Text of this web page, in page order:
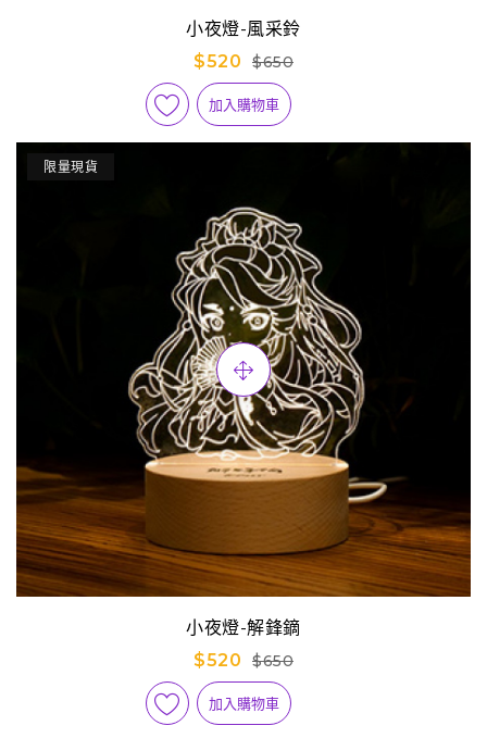
小夜燈-風采鈴
$520
$650
加入購物車
限量現貨
小夜燈-解鋒鏑
$520
$650
加入購物車